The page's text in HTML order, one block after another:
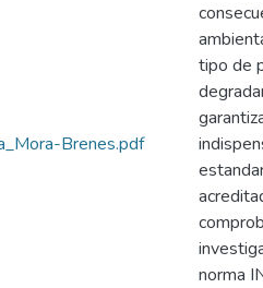
Brenes.pdf
tipo de
norma